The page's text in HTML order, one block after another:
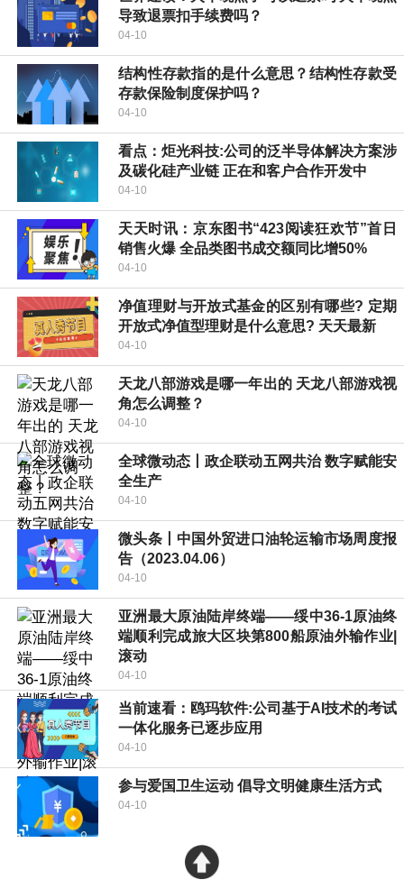
导致退票扣手续费吗？
04-10
结构性存款指的是什么意思？结构性存款受
存款保险制度保护吗？
04-10
看点：炬光科技:公司的泛半导体解决方案涉
及碳化硅产业链 正在和客户合作开发中
04-10
天天时讯：京东图书“423阅读狂欢节”首日
销售火爆 全品类图书成交额同比增50%
04-10
净值理财与开放式基金的区别有哪些? 定期
开放式净值型理财是什么意思? 天天最新
04-10
天龙八部游戏是哪一年出的 天龙八部游戏视
角怎么调整？
04-10
全球微动态丨政企联动五网共治 数字赋能安
全生产
04-10
微头条丨中国外贸进口油轮运输市场周度报
告（2023.04.06）
04-10
亚洲最大原油陆岸终端——绥中36-1原油终
端顺利完成旅大区块第800船原油外输作业|
滚动
04-10
当前速看：鸥玛软件:公司基于AI技术的考试
一体化服务已逐步应用
04-10
参与爱国卫生运动 倡导文明健康生活方式
04-10